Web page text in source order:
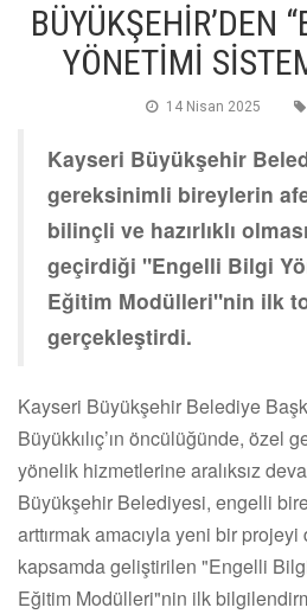
BÜYÜKŞEHİR’DEN
YÖNETİMİ
14 Nisan 2025
Kayseri Büyükşehir
gereksinimli bireylerin
bilinçli ve hazırlıklı
geçirdiği "Engelli Bilgi
Eğitim Modülleri"nin ilk
gerçekleştirdi.
Kayseri Büyükşehir Belediye
Büyükkılıç’ın öncülüğünde, özel
yönelik hizmetlerine aralıksız
Büyükşehir Belediyesi, engelli
arttırmak amacıyla yeni bir
kapsamda geliştirilen "Engelli
Eğitim Modülleri"nin ilk